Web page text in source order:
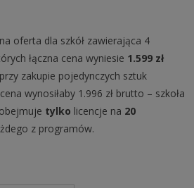
oferta dla szkół zawierająca 4
łączna cena wyniesie 1.599 zł
zakupie pojedynczych sztuk
wynosiłaby 1.996 zł brutto – szkoła
tylko licencje na 20
z programów.